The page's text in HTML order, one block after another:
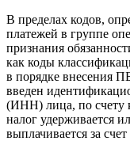
В пределах кодов,
платежей в группе
признания
как коды
в порядке внесения
введен
(ИНН) лица, по счету
налог удерживается
выплачивается за